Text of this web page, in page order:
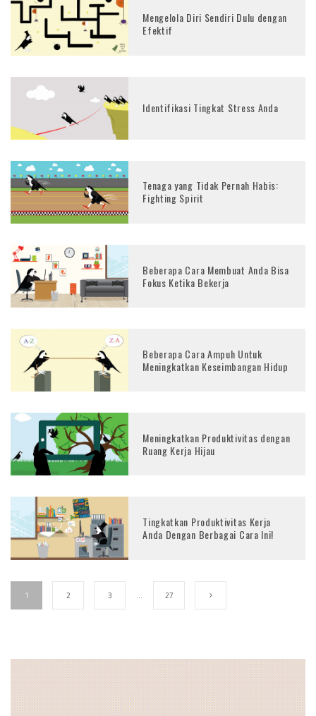
Mengelola Diri Sendiri Dulu dengan
Efektif
Identifikasi Tingkat Stress Anda
Tenaga yang Tidak Pernah Habis:
Fighting Spirit
Beberapa Cara Membuat Anda Bisa
Fokus Ketika Bekerja
Beberapa Cara Ampuh Untuk
Meningkatkan Keseimbangan Hidup
Meningkatkan Produktivitas dengan
Ruang Kerja Hijau
Tingkatkan Produktivitas Kerja
Anda Dengan Berbagai Cara Ini!
1 2 3 27